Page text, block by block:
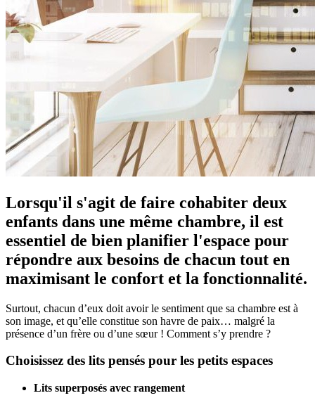
Lorsqu'il s'agit de faire cohabiter deux
enfants dans une même chambre, il est
essentiel de bien planifier l'espace pour
répondre aux besoins de chacun tout en
maximisant le confort et la fonctionnalité.
Surtout, chacun d’eux doit avoir le sentiment que sa chambre est à
son image, et qu’elle constitue son havre de paix… malgré la
présence d’un frère ou d’une sœur ! Comment s’y prendre ?
Choisissez des lits pensés pour les petits espaces
Lits superposés avec rangement